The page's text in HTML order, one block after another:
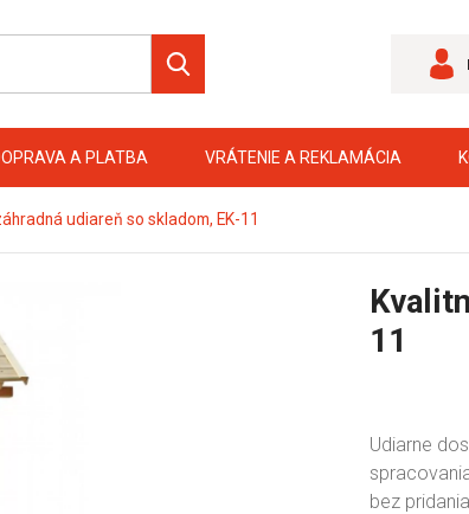
A PLATBA VRÁTENIE A REKLAMÁCIA
udiareň so skladom, EK-11
11
Udiarne
bez